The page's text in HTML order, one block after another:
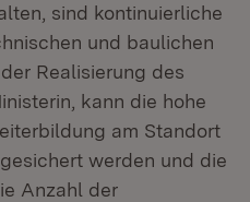
sind kontinuierliche
und baulichen
Realisierung des
kann die hohe
am Standort
werden und die
Anzahl der